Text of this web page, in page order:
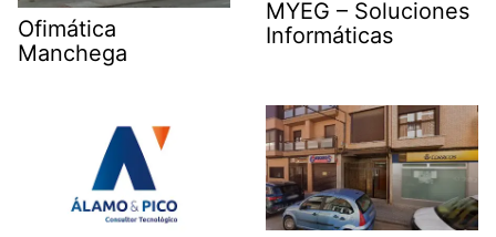
Ofimática
Manchega
MYEG – Soluciones
Informáticas